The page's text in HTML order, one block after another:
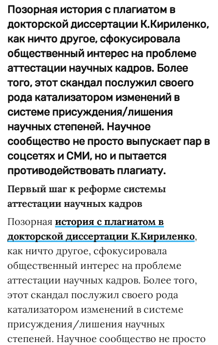
Позорная история с плагиатом в
докторской диссертации К.Кириленко,
как ничто другое, сфокусировала
общественный интерес на проблеме
аттестации научных кадров. Более
того, этот скандал послужил своего
рода катализатором изменений в
системе присуждения/лишения
научных степеней. Научное
сообщество не просто выпускает пар в
соцсетях и СМИ, но и пытается
противодействовать плагиату.
Первый шаг к реформе системы
аттестации научных кадров
Позорная история с плагиатом в
докторской диссертации К.Кириленко,
как ничто другое, сфокусировала
общественный интерес на проблеме
аттестации научных кадров. Более того,
этот скандал послужил своего рода
катализатором изменений в системе
присуждения/лишения научных
степеней. Научное сообщество не просто